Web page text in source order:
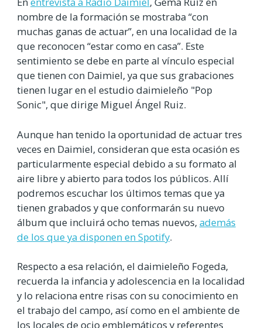
nombre de la formación se mostraba “con
muchas ganas de actuar”, en una localidad de la
que reconocen “estar como en casa”. Este
sentimiento se debe en parte al vínculo especial
que tienen con Daimiel, ya que sus grabaciones
tienen lugar en el estudio daimieleño "Pop
Sonic", que dirige Miguel Ángel Ruiz.
Aunque han tenido la oportunidad de actuar tres
veces en Daimiel, consideran que esta ocasión es
particularmente especial debido a su formato al
aire libre y abierto para todos los públicos. Allí
podremos escuchar los últimos temas que ya
tienen grabados y que conformarán su nuevo
álbum que incluirá ocho temas nuevos, además
de los que ya disponen en Spotify.
Respecto a esa relación, el daimieleño Fogeda,
recuerda la infancia y adolescencia en la localidad
y lo relaciona entre risas con su conocimiento en
el trabajo del campo, así como en el ambiente de
los locales de ocio emblemáticos y referentes